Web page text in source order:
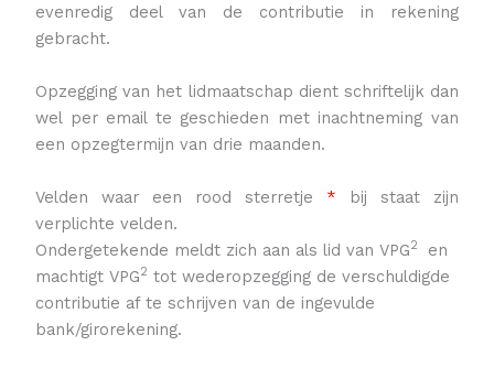
evenredig deel van de contributie in rekening
gebracht.
Opzegging van het lidmaatschap dient schriftelijk dan
wel per email te geschieden met inachtneming van
een opzegtermijn van drie maanden.
Velden waar een rood sterretje * bij staat zijn
verplichte velden.
Ondergetekende meldt zich aan als lid van VPG2
en
machtigt VPG2 tot wederopzegging de verschuldigde
contributie af te schrijven van de ingevulde
bank/girorekening.